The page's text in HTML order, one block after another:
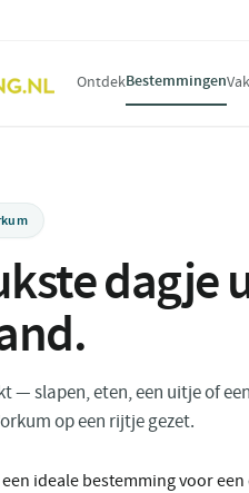
OntdekBestemmingen
dagje
.
— slapen, eten, een uitje of
op een rijtje gezet.
ideale bestemming voor